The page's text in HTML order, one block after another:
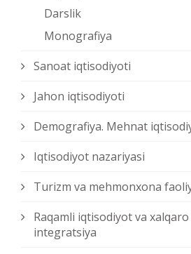
Darslik
Monografiya
Sanoat iqtisodiyoti
Jahon iqtisodiyoti
Demografiya. Mehnat
Iqtisodiyot nazariyasi
Turizm va mehmonxona
Raqamli iqtisodiyot va
integratsiya